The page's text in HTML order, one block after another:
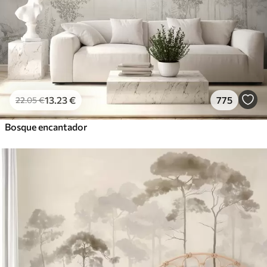
22.05€13 .23€ 775
Bosque encantador